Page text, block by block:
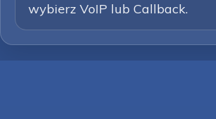
wybierz VoIP lub Callback.